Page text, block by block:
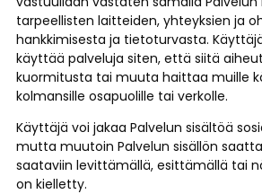
tarpeellisten laitteiden, yhteyksien ja
hankkimisesta ja tietoturvasta.
käyttää palveluja siten, että siitä
kuormitusta tai muuta haittaa muille
kolmansille osapuolille tai verkolle.
Käyttäjä voi jakaa Palvelun sisältöä
mutta muutoin Palvelun sisällön
saataviin levittämällä, esittämällä tai
on kielletty.